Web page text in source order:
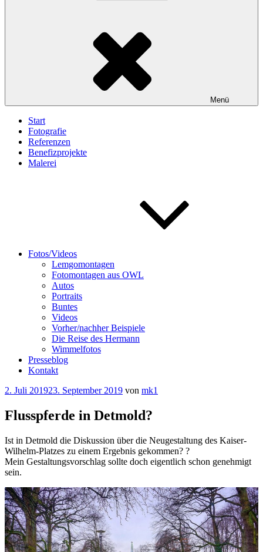
Menü
Start
Fotografie
Referenzen
Benefizprojekte
Malerei
Fotos/Videos
Lemgomontagen
Fotomontagen aus OWL
Autos
Portraits
Buntes
Videos
Vorher/nachher Beispiele
Die Reise des Hermann
Wimmelfotos
Presseblog
Kontakt
Veröffentlicht
2. Juli 201923. September 2019 von mk1
Flusspferde in Detmold?
Ist in Detmold die Diskussion über die Neugestaltung des Kaiser-
Wilhelm-Platzes zu einem Ergebnis gekommen? ?
Mein Gestaltungsvorschlag sollte doch eigentlich schon genehmigt
sein.